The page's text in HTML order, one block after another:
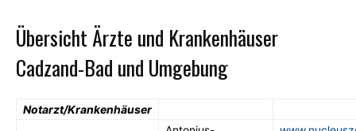
Übersicht Ärzte und Krankenhäuser
Cadzand-Bad und Umgebung
Notarzt/Krankenhäuser